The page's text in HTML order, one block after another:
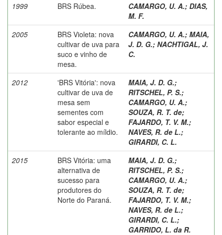
1999
BRS Rúbea. CAMARGO, U. A.; DIAS,
M. F.
2005
BRS Violeta: nova
cultivar de uva para
suco e vinho de
mesa.
CAMARGO, U. A.; MAIA,
J. D. G.; NACHTIGAL, J.
C.
2012
'BRS Vitória': nova
cultivar de uva de
mesa sem
sementes com
sabor especial e
tolerante ao míldio.
MAIA, J. D. G.;
RITSCHEL, P. S.;
CAMARGO, U. A.;
SOUZA, R. T. de;
FAJARDO, T. V. M.;
NAVES, R. de L.;
GIRARDI, C. L.
2015
BRS Vitória: uma
alternativa de
sucesso para
produtores do
Norte do Paraná.
MAIA, J. D. G.;
RITSCHEL, P. S.;
CAMARGO, U. A.;
SOUZA, R. T. de;
FAJARDO, T. V. M.;
NAVES, R. de L.;
GIRARDI, C. L.;
GARRIDO, L. da R.